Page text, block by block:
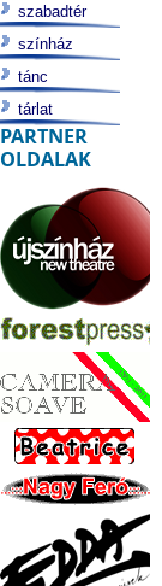
szabadtér
színház
tánc
tárlat
PARTNER
OLDALAK